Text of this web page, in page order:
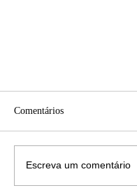
Comentários
Escreva um comentário